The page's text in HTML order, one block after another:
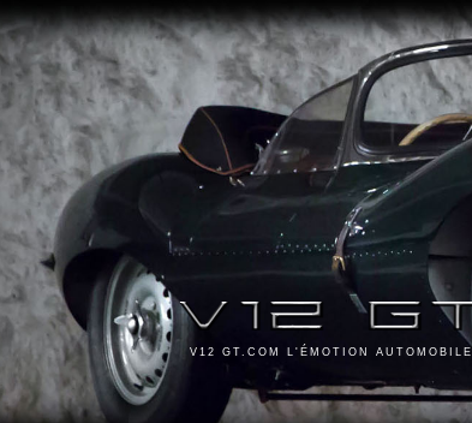
V12 GT.COM L'ÉMOTION AUTOMOBILE